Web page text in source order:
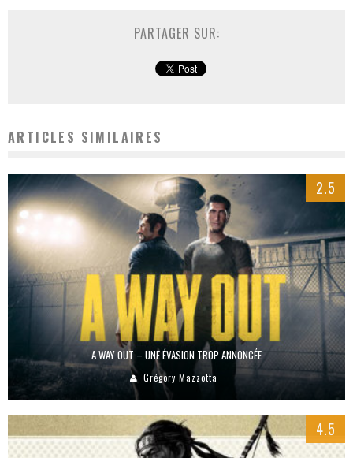
PARTAGER SUR:
ARTICLES SIMILAIRES
2.5
A WAY OUT – UNE ÉVASION TROP ANNONCÉE
Grégory Mazzotta
4.5